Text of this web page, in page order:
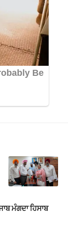
ਮੰਗਦਾ ਹਿਸਾਬ